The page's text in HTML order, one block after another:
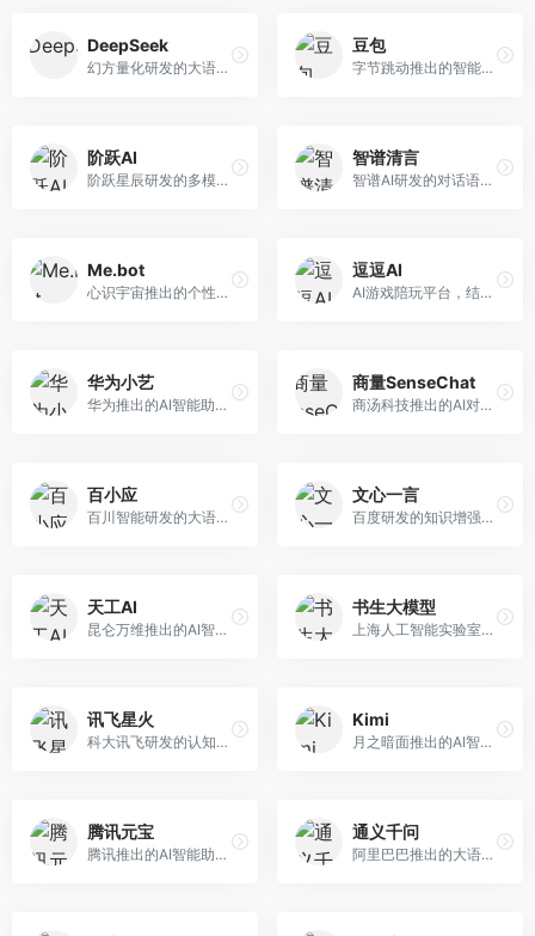
DeepSeek
幻方量化研发的大语言模型平台，专注于深度推理和代码生成能力。面向开发者、研究人员和技术爱好者，提供强大的逻辑推理和数学计算功能，开源生态完善，API接口友好。
豆包
字节跳动推出的智能对话助手平台，提供文本创作、知识问答、英语学习等多种AI服务。面向普通用户和内容创作者，支持多轮对话和文件解析，免费使用，响应速度快，中文理解能力强。
阶跃AI
阶跃星辰研发的多模态大模型平台，支持文本、图像、视频的综合理解与生成。面向创作者和企业客户，提供内容创作、智能分析等服务，多模态能力突出。
智谱清言
智谱AI研发的对话语言模型，支持中英双语交互。面向中文用户和开发者，提供知识问答、代码编写、文档解读等服务，开源生态完善，学术研究背景深厚。
Me.bot
心识宇宙推出的个性化AI伴侣，专注于情感交互和个人助理服务。面向个人用户，支持日程管理、情感陪伴、知识问答等功能，交互体验人性化。
逗逗AI
AI游戏陪玩平台，结合游戏理解和自然语言交互技术。面向游戏玩家，提供游戏攻略、陪玩互动、社交聊天等服务，游戏知识丰富，互动体验有趣。
华为小艺
华为推出的AI智能助手网页端，深度整合鸿蒙生态和华为云服务。面向华为设备用户，支持语音交互、智能问答、设备控制等功能，与华为硬件生态无缝衔接。
商量SenseChat
商汤科技推出的AI对话平台，结合计算机视觉和自然语言处理技术。面向企业用户和开发者，支持多模态交互，视觉理解能力强，适合智能客服和内容创作场景。
百小应
百川智能研发的大语言模型助手，专注于中文理解和生成。面向中文用户，提供知识问答、文本创作、代码辅助等服务，模型参数规模大，中文表达流畅自然。
文心一言
百度研发的知识增强大语言模型，深度融合百度知识图谱和搜索能力。面向中文用户，提供知识问答、文本创作、逻辑推理等服务，中文语境理解准确，知识覆盖面广。
天工AI
昆仑万维推出的AI智能助手，集成搜索、对话、创作等多种能力。面向普通用户和内容创作者，支持联网搜索、文本生成、图像理解等功能，响应速度快，免费使用。
书生大模型
上海人工智能实验室研发的开源大模型系列，支持多尺度和多模态。面向研究机构和开发者，开源生态完善，学术研究背景深厚，适合科研和定制开发。
讯飞星火
科大讯飞研发的认知智能大模型，深度融合语音识别和自然语言处理技术。面向企业用户和教育领域，提供语音交互、文档处理、代码生成等服务，中文语音识别准确率高。
Kimi
月之暗面推出的AI智能助手，核心优势在于超长文本处理能力，支持20万字以上文档分析。面向学术研究者、职场人士和内容创作者，提供文档解读、PPT生成、联网搜索等综合服务。
腾讯元宝
腾讯推出的AI智能助手，整合微信生态和腾讯云服务。面向普通用户和企业客户，支持文档解析、图像理解、联网搜索等功能，与腾讯产品无缝衔接，办公协作便捷。
通义千问
阿里巴巴推出的大语言模型平台，提供对话问答、文档处理、图像理解、代码编写等全方位AI服务。面向企业用户和个人开发者，集成阿里云生态，支持多模态交互，企业级安全保障。